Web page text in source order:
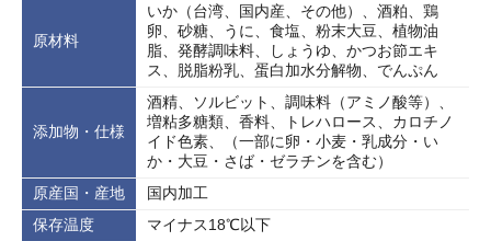
原材料
いか（台湾、国内産、その他）、酒粕、鶏
卵、砂糖、うに、食塩、粉末大豆、植物油
脂、発酵調味料、しょうゆ、かつお節エキ
ス、脱脂粉乳、蛋白加水分解物、でんぷん
添加物・仕様
酒精、ソルビット、調味料（アミノ酸等）、
増粘多糖類、香料、トレハロース、カロチノ
イド色素、（一部に卵・小麦・乳成分・い
か・大豆・さば・ゼラチンを含む）
原産国・産地
国内加工
保存温度
マイナス18℃以下